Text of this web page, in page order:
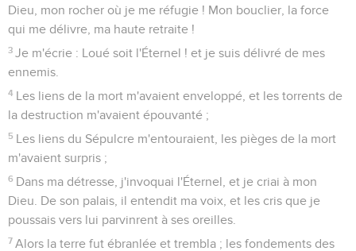
Dieu, mon rocher où je me réfugie ! Mon bouclier, la force
qui me délivre, ma haute retraite !
3 Je m'écrie : Loué soit l'Éternel ! et je suis délivré de mes
ennemis.
4 Les liens de la mort m'avaient enveloppé, et les torrents de
la destruction m'avaient épouvanté ;
5 Les liens du Sépulcre m'entouraient, les pièges de la mort
m'avaient surpris ;
6 Dans ma détresse, j'invoquai l'Éternel, et je criai à mon
Dieu. De son palais, il entendit ma voix, et les cris que je
poussais vers lui parvinrent à ses oreilles.
7 Alors la terre fut ébranlée et trembla ; les fondements des